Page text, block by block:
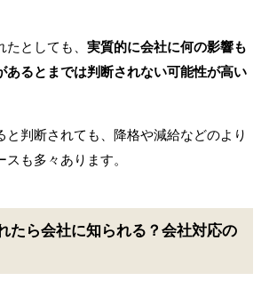
としても、 実質的に会社に何の影響も
あるとまでは判断されない可能性が高い
と判断されても、降格や減給などのより
も多々あります。
たら会社に知られる？会社対応の